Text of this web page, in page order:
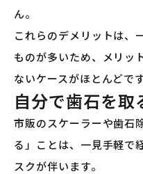
ん。
これらのデメリットは、
ものが多いため、メリッ
ないケースがほとんどです
自分で歯石を取
市販のスケーラーや歯石
る」ことは、一見手軽で
スクが伴います。